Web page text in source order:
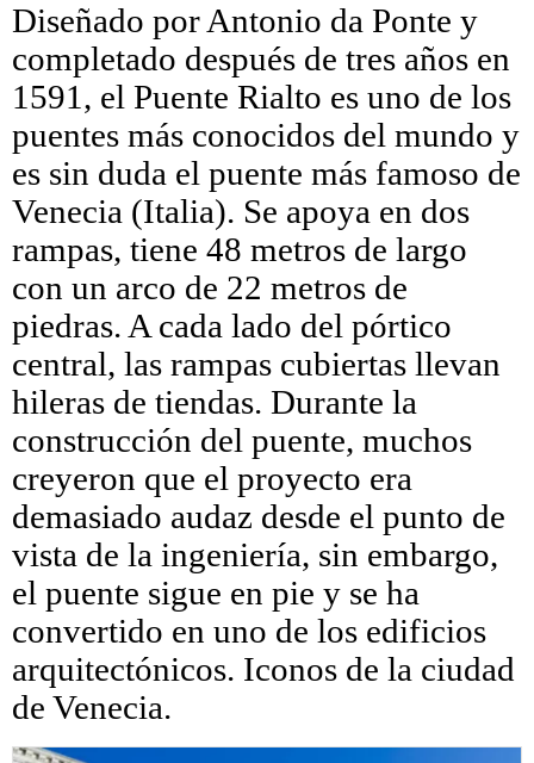
Diseñado por Antonio da Ponte y
completado después de tres años en
1591, el Puente Rialto es uno de los
puentes más conocidos del mundo y
es sin duda el puente más famoso de
Venecia (Italia). Se apoya en dos
rampas, tiene 48 metros de largo
con un arco de 22 metros de
piedras. A cada lado del pórtico
central, las rampas cubiertas llevan
hileras de tiendas. Durante la
construcción del puente, muchos
creyeron que el proyecto era
demasiado audaz desde el punto de
vista de la ingeniería, sin embargo,
el puente sigue en pie y se ha
convertido en uno de los edificios
arquitectónicos. Iconos de la ciudad
de Venecia.